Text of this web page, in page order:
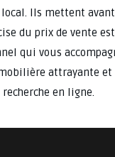
Ils mettent
du prix de vente
qui vous
attrayante
en ligne.